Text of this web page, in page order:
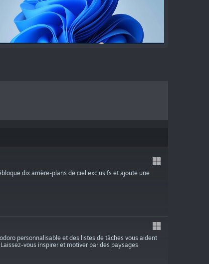
dix arrière-plans de ciel exclusifs et ajoute une
personnalisable et des listes de tâches vous aident
vous inspirer et motiver par des paysages